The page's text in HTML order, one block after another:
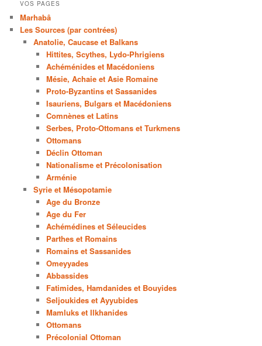
VOS PAGES
Marhabâ
Les Sources (par contrées)
Anatolie, Caucase et Balkans
Hittites, Scythes, Lydo-Phrigiens
Achéménides et Macédoniens
Mésie, Achaie et Asie Romaine
Proto-Byzantins et Sassanides
Isauriens, Bulgars et Macédoniens
Comnènes et Latins
Serbes, Proto-Ottomans et Turkmens
Ottomans
Déclin Ottoman
Nationalisme et Précolonisation
Arménie
Syrie et Mésopotamie
Age du Bronze
Age du Fer
Achémédines et Séleucides
Parthes et Romains
Romains et Sassanides
Omeyyades
Abbassides
Fatimides, Hamdanides et Bouyides
Seljoukides et Ayyubides
Mamluks et Ilkhanides
Ottomans
Précolonial Ottoman